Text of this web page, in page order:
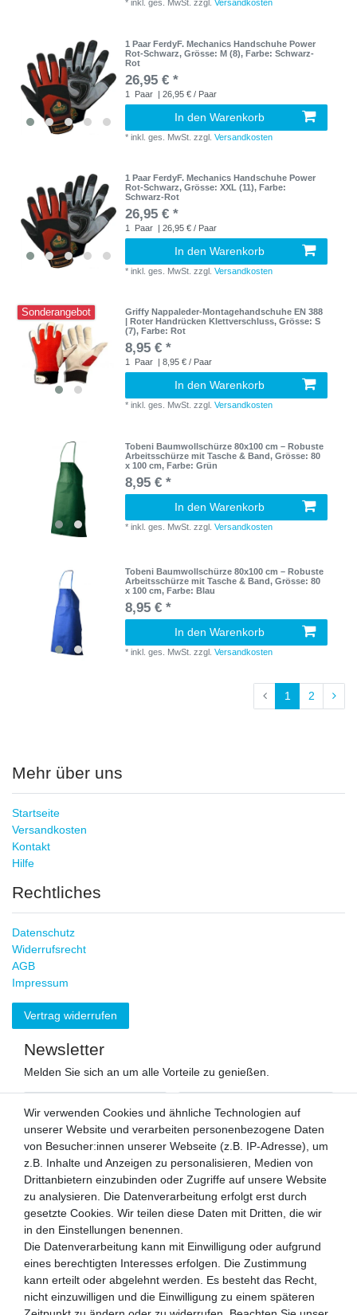
*inkl. ges. MwSt. zzgl.Versandkosten
1 Paar FerdyF. Mechanics Handschuhe Power
Rot-Schwarz, Grösse: M (8), Farbe: Schwarz-
Rot
26,95 € *
1 Paar | 26,95 € / Paar
In den Warenkorb
*inkl. ges. MwSt. zzgl.Versandkosten
1 Paar FerdyF. Mechanics Handschuhe Power
Rot-Schwarz, Grösse: XXL (11), Farbe:
Schwarz-Rot
26,95 € *
1 Paar | 26,95 € / Paar
In den Warenkorb
*inkl. ges. MwSt. zzgl.Versandkosten
Sonderangebot
Griffy Nappaleder-Montagehandschuhe EN 388
| Roter Handrücken Klettverschluss, Grösse: S
(7), Farbe: Rot
8,95 € *
1 Paar | 8,95 € / Paar
In den Warenkorb
*inkl. ges. MwSt. zzgl.Versandkosten
Tobeni Baumwollschürze 80x100 cm – Robuste
Arbeitsschürze mit Tasche & Band, Grösse: 80
x 100 cm, Farbe: Grün
8,95 € *
In den Warenkorb
*inkl. ges. MwSt. zzgl.Versandkosten
Tobeni Baumwollschürze 80x100 cm – Robuste
Arbeitsschürze mit Tasche & Band, Grösse: 80
x 100 cm, Farbe: Blau
8,95 € *
In den Warenkorb
*inkl. ges. MwSt. zzgl.Versandkosten
1 2
Mehr über uns
Startseite
Versandkosten
Kontakt
Hilfe
Rechtliches
Datenschutz
Widerrufsrecht
AGB
Impressum
Vertrag widerrufen
Newsletter
Melden Sie sich an um alle Vorteile zu genießen.
E-MAIL **
Newsletter
Honig
Hiermit bestätige ich, dass ich dieDaten­schutz­erklärunggelesen habe.
Meine Einwilligung kann ich jederzeit widerrufen.**
** Hierbei handelt es sich um ein Pflichtfeld.
Zahlen Sie bequem per
Wir verwenden Cookies und ähnliche Technologien auf
unserer Website und verarbeiten personenbezogene Daten
von Besucher:innen unserer Webseite (z.B. IP-Adresse), um
z.B. Inhalte und Anzeigen zu personalisieren, Medien von
Drittanbietern einzubinden oder Zugriffe auf unsere Website
zu analysieren. Die Datenverarbeitung erfolgt erst durch
gesetzte Cookies. Wir teilen diese Daten mit Dritten, die wir
in den Einstellungen benennen.
Die Datenverarbeitung kann mit Einwilligung oder aufgrund
eines berechtigten Interesses erfolgen. Die Zustimmung
kann erteilt oder abgelehnt werden. Es besteht das Recht,
nicht einzuwilligen und die Einwilligung zu einem späteren